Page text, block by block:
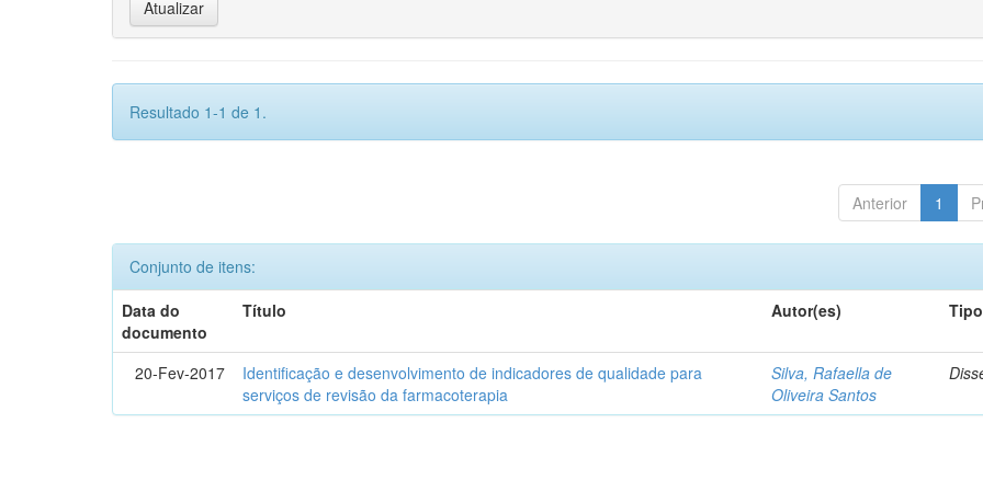
Resultado 1-1 de 1.
Anterior 1
Conjunto de itens:
Data do
documento
Título Autor(es) Tipo
20-Fev-2017
Identificação e desenvolvimento de indicadores de qualidade para
serviços de revisão da farmacoterapia
Silva, Rafaella de
Oliveira Santos